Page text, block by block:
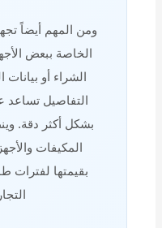
ومن المهم أيضاً
الخاصة ببعض
الشراء أو
التفاصيل تساعد
بشكل أكثر دقة.
المكيفات
بقيمتها لفترات